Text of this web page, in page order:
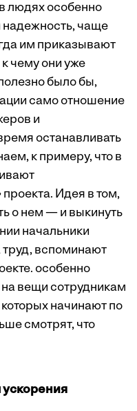
людях особенно
надежность, чаще
им приказывают
к чему они уже
было бы,
само отношение
и
останавливать
к примеру, что в
Идея в том,
о нем — и выкинуть
начальники
труд, вспоминают
особенно
на вещи сотрудникам
начинают по
смотрят, что